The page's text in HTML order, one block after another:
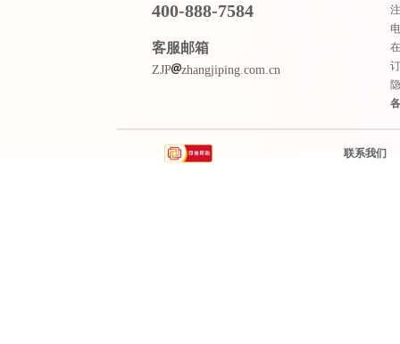
400-888-7584
客服邮箱
ZJP zhangjiping.com.cn
联系我们